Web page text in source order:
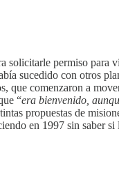
solicitarle permiso para
sucedido con otros
que comenzaron a
“era bienvenido,
propuestas de
en 1997 sin saber si